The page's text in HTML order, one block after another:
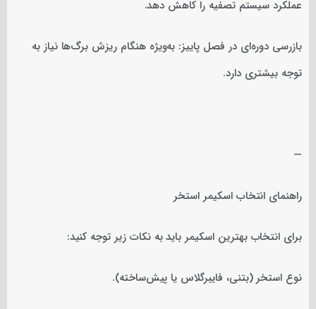
عملکرد سیستم تصفیه را کاهش دهد.
بازرسی دوره‌ای در فصل پاییز: به‌ویژه هنگام ریزش برگ‌ها نیاز به
توجه بیشتری دارد.
—
راهنمای انتخاب اسکیمر استخر
برای انتخاب بهترین اسکیمر باید به نکات زیر توجه کنید:
نوع استخر (بتنی، فایبرگلاس یا پیش‌ساخته).